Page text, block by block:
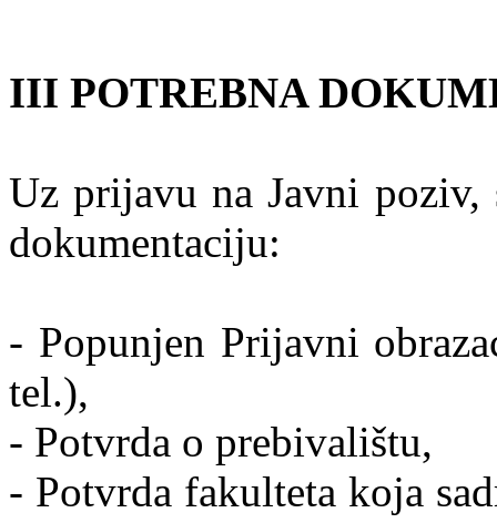
III POTREBNA
Uz prijavu na Javni
dokumentaciju:
- Popunjen Prijavni
tel.),
- Potvrda o prebivalištu,
- Potvrda fakulteta koja